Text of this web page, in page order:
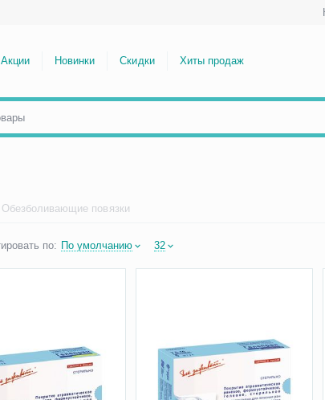
Акции Новинки Скидки Хиты продаж
Обезболивающие повязки
по: По умолчанию 32